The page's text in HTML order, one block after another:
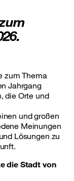
zum Thema
Jahrgang
die Orte und
und großen
Meinungen
Lösungen zu
die Stadt von